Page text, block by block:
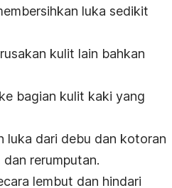
luka sedikit
kulit lain bahkan
bagian kulit kaki yang
luka dari debu dan kotoran
rerumputan.
lembut dan hindari